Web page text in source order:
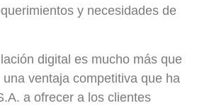
y necesidades de
digital es mucho más que
ventaja competitiva que ha
a ofrecer a los clientes